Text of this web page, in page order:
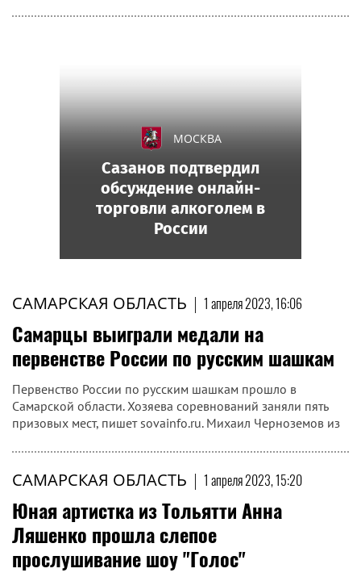
САМАРСКАЯ ОБЛАСТЬ | 1 апреля 2023, 16:06
Самарцы выиграли медали на
первенстве России по русским шашкам
Первенство России по русским шашкам прошло в
Самарской области. Хозяева соревнований заняли пять
призовых мест, пишет sovainfo.ru. Михаил Черноземов из
САМАРСКАЯ ОБЛАСТЬ | 1 апреля 2023, 15:20
Юная артистка из Тольятти Анна
Ляшенко прошла слепое
прослушивание шоу "Голос"
МОСКВА
Сазанов подтвердил
обсуждение онлайн-
торговли алкоголем в
России